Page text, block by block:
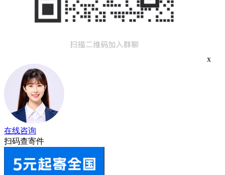
x
在线咨询
扫码查寄件